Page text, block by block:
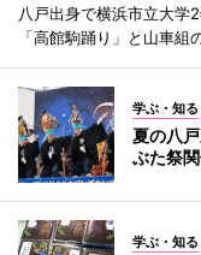
八戸出身で横浜市立大学
「高館駒踊り」と山車組
学ぶ・知る
夏の八
ぶた祭
学ぶ・知る